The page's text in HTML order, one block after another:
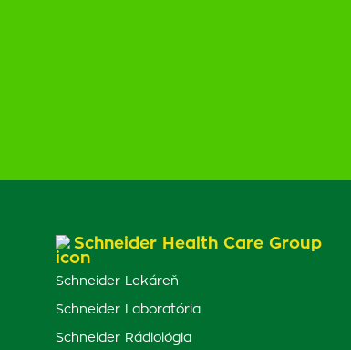
Schneider Health Care Group
Schneider Lekáreň
Schneider Laboratória
Schneider Rádiológia